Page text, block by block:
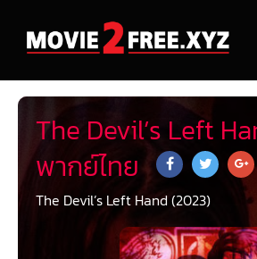
The Devil’s Left
พากย์ไทย
The Devil’s Left Hand (2023)